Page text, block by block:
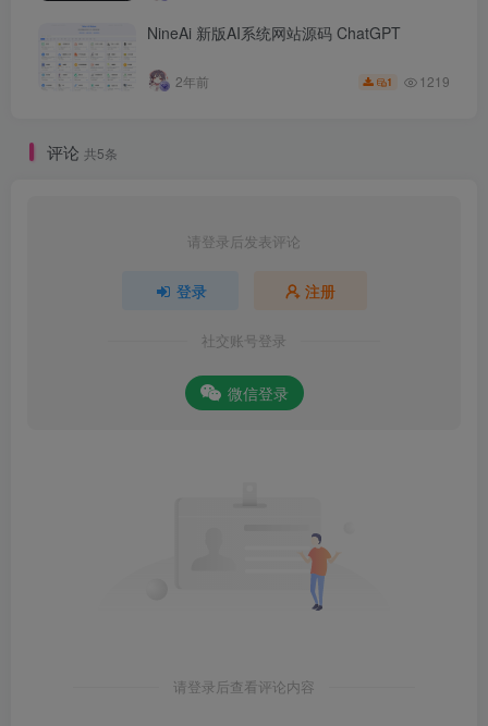
NineAi 新版AI系统网站源码 ChatGPT
2年前 1 1219
评论 共5条
请登录后发表评论
登录 注册
社交账号登录
微信登录
请登录后查看评论内容